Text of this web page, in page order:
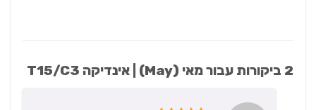
מאי (May) | אינדיקה T15/C3